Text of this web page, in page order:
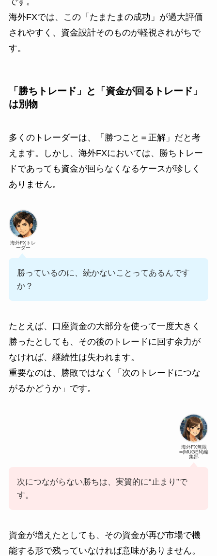
海外FXでは、この「たまたまの成功」が過大評価
されやすく、資金設計そのものが軽視されがちで
す。
「勝ちトレード」と「資金が回るトレード」
は別物
多くのトレーダーは、「勝つこと＝正解」だと考
えます。しかし、海外FXにおいては、勝ちトレー
ドであっても資金が回らなくなるケースが珍しく
ありません。
海外FXトレ
ーダー
勝っているのに、続かないことってあるんです
か？
たとえば、口座資金の大部分を使って一度大きく
勝ったとしても、その後のトレードに回す余力が
なければ、継続性は失われます。
重要なのは、勝敗ではなく「次のトレードにつな
がるかどうか」です。
海外FX無限
∞(MUGEN)編
集部
次につながらない勝ちは、実質的に“止まり”で
す。
資金が増えたとしても、その資金が再び市場で機
能する形で残っていなければ意味がありません。